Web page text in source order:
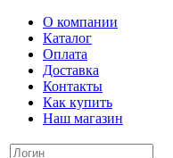
О компании
Каталог
Оплата
Доставка
Контакты
Как купить
Наш магазин